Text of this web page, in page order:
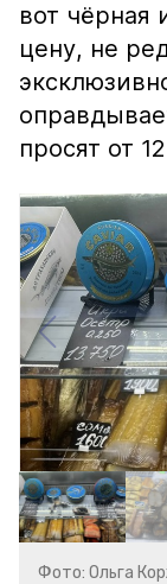
вот чёрная
цену, не
просят от
Фото: Ольга